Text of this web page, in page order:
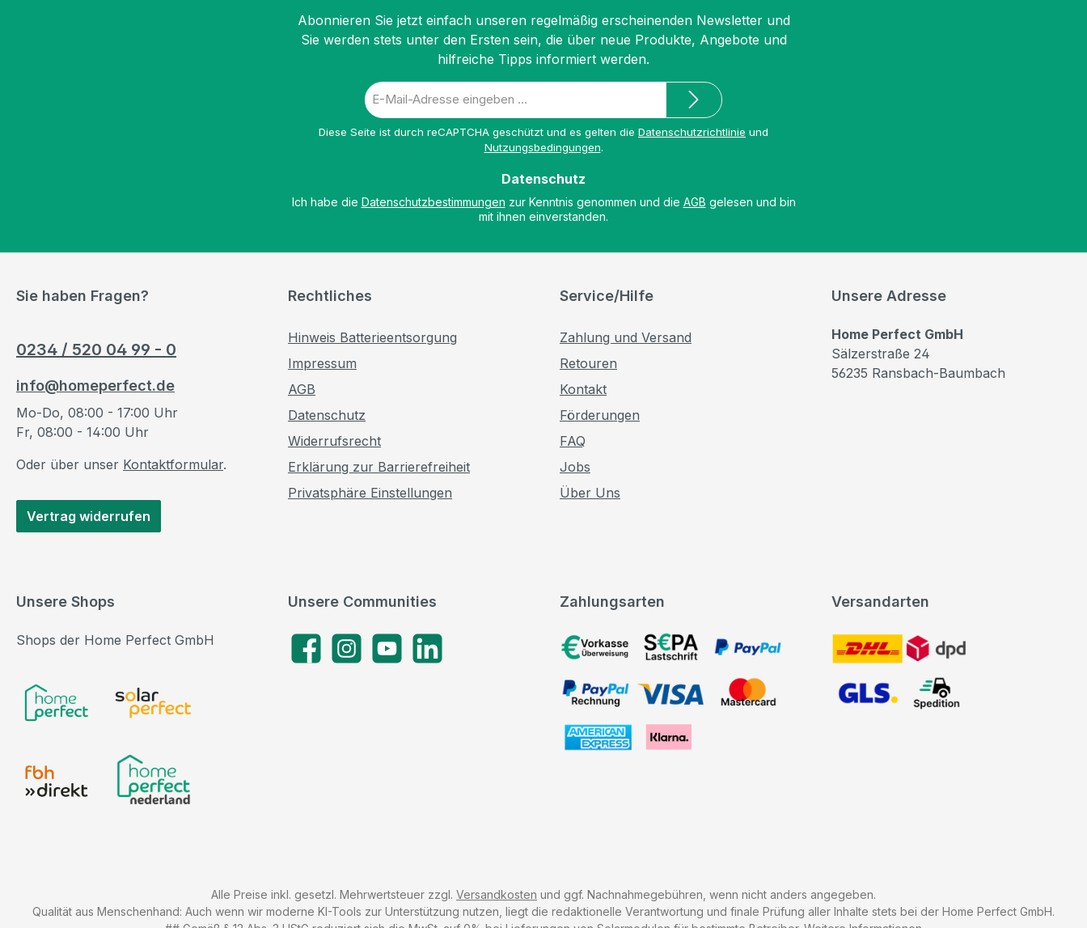
Abonnieren Sie jetzt einfach unseren regelmäßig erscheinenden Newsletter und
Sie werden stets unter den Ersten sein, die über neue Produkte, Angebote und
hilfreiche Tipps informiert werden.
E-
Mail-
Diese Seite ist durch reCAPTCHA geschützt und es gelten die Datenschutzrichtlinie und
Nutzungsbedingungen.
Datenschutz
Ich habe die Datenschutzbestimmungen zur Kenntnis genommen und die AGB gelesen und bin
mit ihnen einverstanden.
Sie haben Fragen?
0234 / 520 04 99 - 0
info@homeperfect.de
Mo-Do, 08:00 - 17:00 Uhr
Fr, 08:00 - 14:00 Uhr
Oder über unser Kontaktformular.
Vertrag widerrufen
Rechtliches
Hinweis Batterieentsorgung
Impressum
AGB
Datenschutz
Widerrufsrecht
Erklärung zur Barrierefreiheit
Privatsphäre Einstellungen
Service/Hilfe
Zahlung und Versand
Retouren
Kontakt
Förderungen
FAQ
Jobs
Über Uns
Zahlungsarten
Vorkasse, SEPA-Lastschrift, PayPal
Versandarten
Unsere Adresse
Home Perfect GmbH
Sälzerstraße 24
56235 Ransbach-Baumbach
Unsere Communities
FacebookInstagramYouTubeLinkedIn
Unsere Shops
Shops der Home Perfect GmbH
Alle Preise inkl. gesetzl. Mehrwertsteuer zzgl. Versandkosten und ggf. Nachnahmegebühren, wenn nicht anders angegeben.
Qualität aus Menschenhand: Auch wenn wir moderne KI-Tools zur Unterstützung nutzen, liegt die redaktionelle Verantwortung und finale Prüfung aller Inhalte stets bei der Home Perfect GmbH.